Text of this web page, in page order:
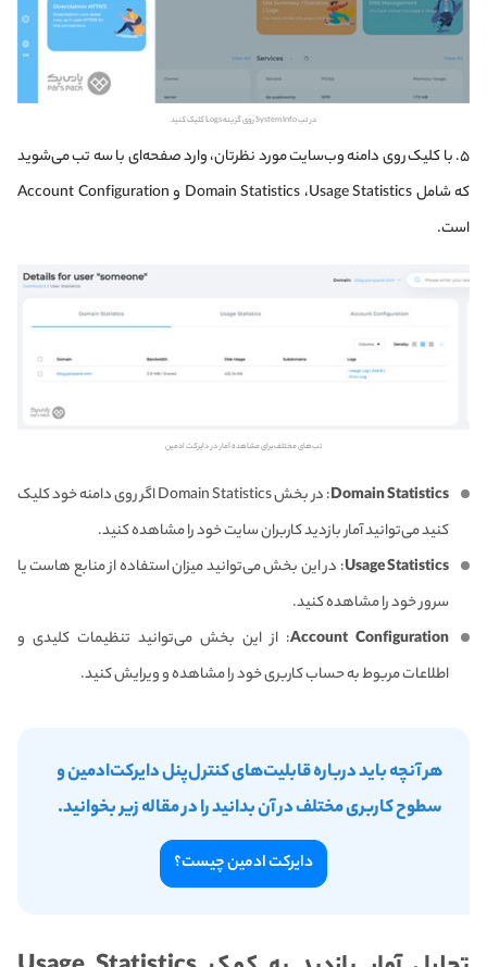
در تب System Info روی گزینه Logs کلیک کنید
۵. با کلیک روی دامنه وب‌سایت مورد نظرتان، وارد صفحه‌ای با سه تب می‌شوید
که شامل Domain Statistics ،Usage Statistics و Account Configuration
است.
تب‌های مختلف برای مشاهده آمار در دایرکت ادمین
Domain Statistics
: در بخش Domain Statistics اگر روی دامنه خود کلیک
کنید می‌توانید آمار بازدید کاربران سایت خود را مشاهده کنید.
Usage Statistics: در این بخش می‌توانید میزان استفاده از منابع هاست یا
سرور خود را مشاهده کنید.
Account Configuration: از این بخش می‌توانید تنظیمات کلیدی و
اطلاعات مربوط به حساب کاربری خود را مشاهده و ویرایش کنید.
هر آنچه باید درباره قابلیت‌های کنترل‌پنل دایرکت‌ادمین و
سطوح کاربری مختلف در آن بدانید را در مقاله زیر بخوانید.
دایرکت ادمین چیست؟